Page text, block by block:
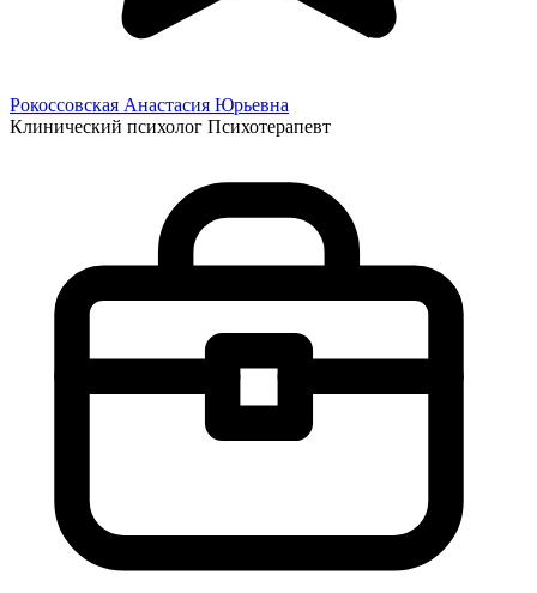
Рокоссовская Анастасия Юрьевна
Клинический психолог Психотерапевт